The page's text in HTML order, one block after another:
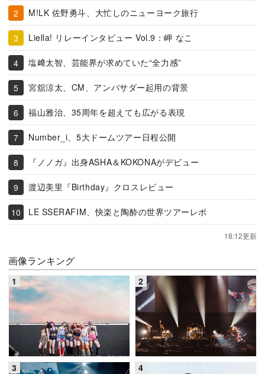
M!LK 佐野勇斗、大忙しのニューヨーク旅行
Liella! リレーインタビュー Vol.9：岬 なこ
塩﨑太智、芸能界が求めていた“全力感”
宮舘涼太、CM、アンバサダー起用の背景
福山雅治、35周年を超えても広がる表現
Number_i、5大ドームツアー日程公開
『ノノガ』出身ASHA＆KOKONAがデビュー
渡辺美里『Birthday』クロスレビュー
LE SSERAFIM、快楽と陶酔の世界ツアーレポ
18:12更新
画像ランキング